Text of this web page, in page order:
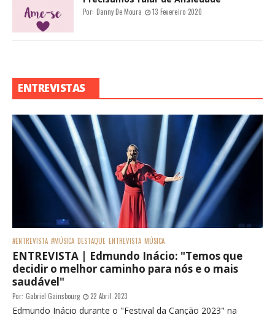
Por: Danny De Moura 13 Fevereiro 2020
ENTREVISTAS
#ENTREVISTA #MÚSICA DESTAQUE ENTREVISTA MÚSICA
ENTREVISTA | Edmundo Inácio: "Temos que
decidir o melhor caminho para nós e o mais
saudável"
Por: Gabriel Gainsbourg 22 Abril 2023
Edmundo Inácio durante o "Festival da Canção 2023" na